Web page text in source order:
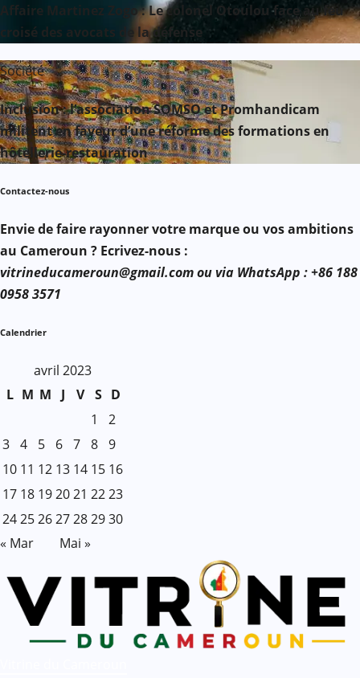
Affaire Martinez Zogo : Le colonel Otoulou face au feu
croisé des avocats de la défense
Société
Inclusion : l’association SOMSO et Promhandicam
militent en faveur d’une réforme des formations en
hôtellerie-restauration
Contactez-nous
Envie de faire rayonner votre marque ou vos ambitions
au Cameroun ? Ecrivez-nous :
vitrineducameroun@gmail.com ou via WhatsApp : +86 188
0958 3571
Calendrier
avril 2023
L M M J V S D
1
2
3 4 5 6 7 8 9
10 11 12 13 14 15 16
17 18 192021 2223
24252627282930
« Mar
Mai »